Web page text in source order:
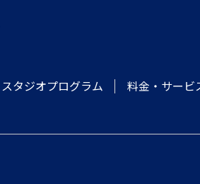
スタジオプログラム 料金・サービ